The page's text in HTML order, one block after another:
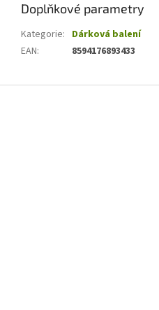
Doplňkové parametry
Kategorie: Dárková balení
EAN: 8594176893433